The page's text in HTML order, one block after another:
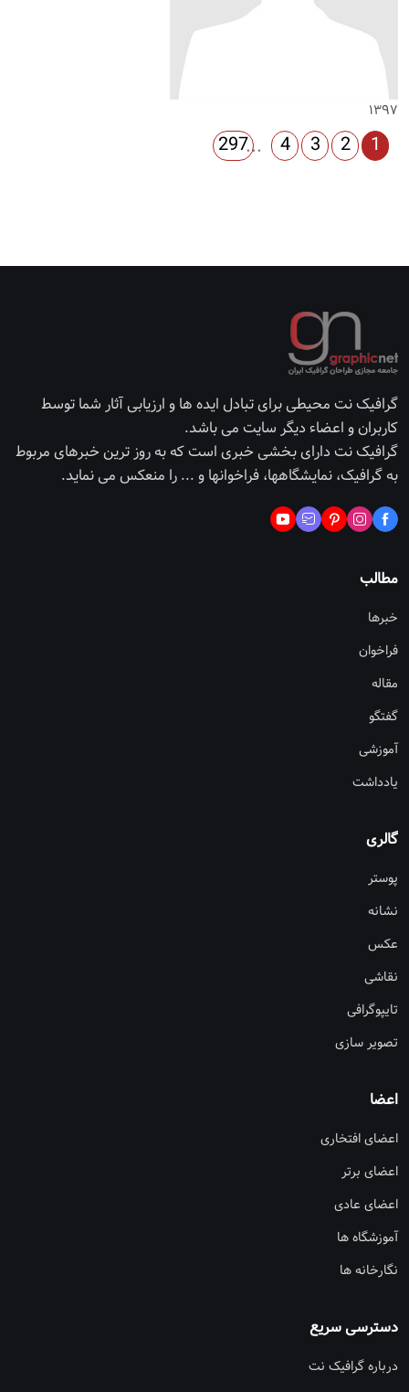
۱۳۹۷
1
2
3
4
...
297
گرافیک نت محیطی برای تبادل ایده ها و ارزیابی آثار شما توسط
کاربران و اعضاء دیگر سایت می باشد.
گرافیک نت دارای بخشی خبری است که به روز ترین خبرهای مربوط
به گرافیک، نمایشگاهها، فراخوانها و ... را منعکس می نماید.
مطالب
خبرها
فراخوان
مقاله
گفتگو
آموزشی
یادداشت
گالری
پوستر
نشانه
عکس
نقاشی
تایپوگرافی
تصویر سازی
اعضا
اعضای افتخاری
اعضای برتر
اعضای عادی
آموزشگاه ها
نگارخانه ها
دسترسی سریع
درباره گرافیک نت